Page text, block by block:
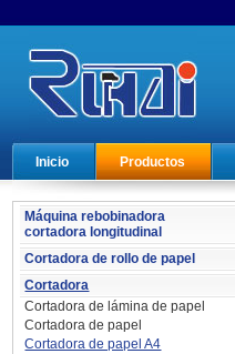
Inicio Productos
Máquina rebobinadora
cortadora longitudinal
Cortadora de rollo de papel
Cortadora
Cortadora de lámina de papel
Cortadora de papel
Cortadora de papel A4